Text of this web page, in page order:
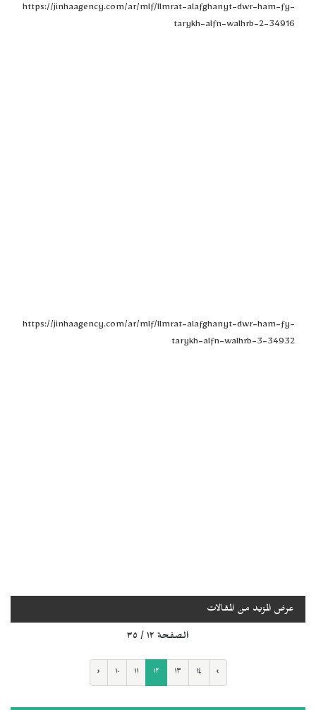
https://jinhaagency.com/ar/mlf/llmrat-alafghanyt-dwr-ham-fy-
tarykh-alfn-walhrb-2-34916
https://jinhaagency.com/ar/mlf/llmrat-alafghanyt-dwr-ham-fy-
tarykh-alfn-walhrb-3-34932
عرض المزيد من المقالات
الصفحة ١٢ / ٣٥
‹ ١٠ ١١ ١٢ ١٣ ١٤ ›